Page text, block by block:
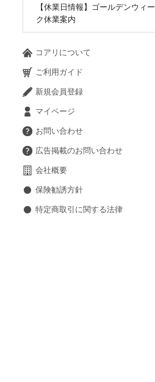
【休業日情報】ゴールデンウィー
ク休業案内
コアリについて
ご利用ガイド
新規会員登録
マイページ
お問い合わせ
広告掲載のお問い合わせ
会社概要
保険勧誘方針
特定商取引に関する法律